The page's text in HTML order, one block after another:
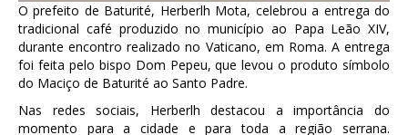
O prefeito de Baturité, Herberlh Mota, celebrou a entrega do
tradicional café produzido no município ao Papa Leão XIV,
durante encontro realizado no Vaticano, em Roma. A entrega
foi feita pelo bispo Dom Pepeu, que levou o produto símbolo
do Maciço de Baturité ao Santo Padre.
Nas redes sociais, Herberlh destacou a importância do
momento para a cidade e para toda a região serrana.